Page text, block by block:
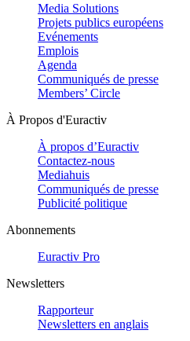
Media Solutions
Projets publics européens
Evénements
Emplois
Agenda
Communiqués de presse
Members’ Circle
À Propos d'Euractiv
À propos d’Euractiv
Contactez-nous
Mediahuis
Communiqués de presse
Publicité politique
Abonnements
Euractiv Pro
Newsletters
Rapporteur
Newsletters en anglais